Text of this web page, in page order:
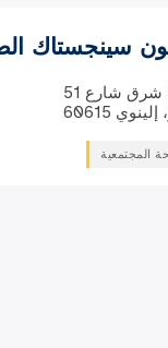
سينجستاك
60615
المجتمعية